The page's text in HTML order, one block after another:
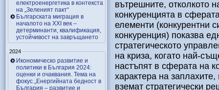
електроенергетика в контекста
на „Зеленият пакт“
Българската миграция в
началото на ХХІ век –
детерминанти, квалификация,
устойчивост на завръщането
2024
Икономическо развитие и
политики в България 2024:
оценки и очаквания. Тема на
фокус „Енергийната бедност в
България – развитие и
вътрешните, отколкото
конкуренцията в
елементи (конкурентни
конкуренция) показва
стратегическото
на криза, когато най-
настъпят в сферата на
характера на
вземат стратегически